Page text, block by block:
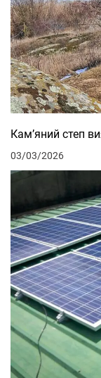
Кам’яний степ
03/03/2026